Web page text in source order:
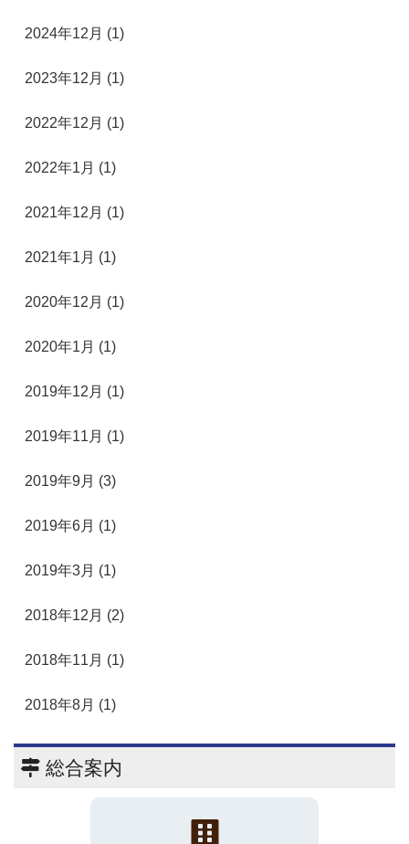
2024年12月 (1)
2023年12月 (1)
2022年12月 (1)
2022年1月 (1)
2021年12月 (1)
2021年1月 (1)
2020年12月 (1)
2020年1月 (1)
2019年12月 (1)
2019年11月 (1)
2019年9月 (3)
2019年6月 (1)
2019年3月 (1)
2018年12月 (2)
2018年11月 (1)
2018年8月 (1)
総合案内